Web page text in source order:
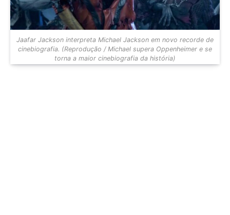
Jaafar Jackson interpreta Michael Jackson em novo recorde de
cinebiografia. (Reprodução / Michael supera Oppenheimer e se
torna a maior cinebiografia da história)